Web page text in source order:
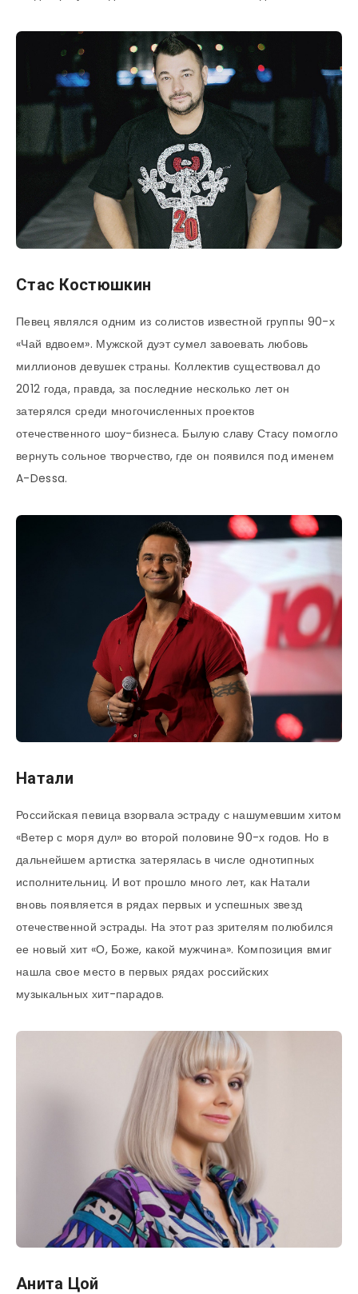
Стас Костюшкин
Певец являлся одним из солистов известной группы 90-х
«Чай вдвоем». Мужской дуэт сумел завоевать любовь
миллионов девушек страны. Коллектив существовал до
2012 года, правда, за последние несколько лет он
затерялся среди многочисленных проектов
отечественного шоу-бизнеса. Былую славу Стасу помогло
вернуть сольное творчество, где он появился под именем
A-Dessa.
Натали
Российская певица взорвала эстраду с нашумевшим хитом
«Ветер с моря дул» во второй половине 90-х годов. Но в
дальнейшем артистка затерялась в числе однотипных
исполнительниц. И вот прошло много лет, как Натали
вновь появляется в рядах первых и успешных звезд
отечественной эстрады. На этот раз зрителям полюбился
ее новый хит «О, Боже, какой мужчина». Композиция вмиг
нашла свое место в первых рядах российских
музыкальных хит-парадов.
Анита Цой